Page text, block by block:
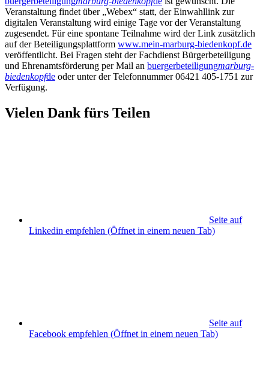
Veranstaltung findet über „Webex“ statt, der Einwahllink zur
digitalen Veranstaltung wird einige Tage vor der Veranstaltung
zugesendet. Für eine spontane Teilnahme wird der Link zusätzlich
auf der Beteiligungsplattform www.mein-marburg-biedenkopf.de
veröffentlicht. Bei Fragen steht der Fachdienst Bürgerbeteiligung
und Ehrenamtsförderung per Mail an buergerbeteiligungmarburg-
biedenkopfde oder unter der Telefonnummer 06421 405-1751 zur
Verfügung.
Vielen Dank fürs Teilen
Seite auf
Linkedin empfehlen (Öffnet in einem neuen Tab)
Seite auf
Facebook empfehlen (Öffnet in einem neuen Tab)